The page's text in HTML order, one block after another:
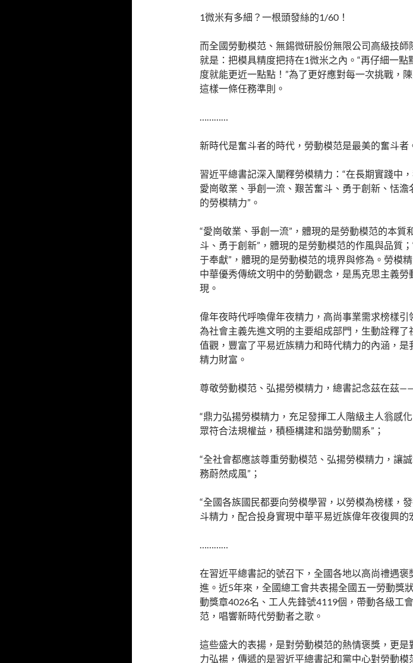
1微米有多細？一根頭發絲的1/60！
而全國勞動模范、無錫微研股份無限公司高級技師
就是：把模具精度把持在1微米之內。“再仔細一點
度就能更近一點點！”為了更好應對每一次挑戰，
這樣一條任務準則。
…………
新時代是奮斗者的時代，勞動模范是最美的奮斗者
習近平總書記深入闡釋勞模精力：“在長期實踐中
愛崗敬業、爭創一流、艱苦奮斗、勇于創新、恬澹
的勞模精力”。
“愛崗敬業、爭創一流”，體現的是勞動模范的本質
斗、勇于創新”，體現的是勞動模范的作風與品質
于奉獻”，體現的是勞動模范的境界與修為。勞模
中華優秀傳統文明中的勞動觀念，是馬克思主義勞
現。
偉年夜時代呼喚偉年夜精力，高尚事業需求榜樣引
為社會主義先進文明的主要組成部門，生動詮釋了
值觀，豐富了平易近族精力和時代精力的內涵，是
精力財富。
尊敬勞動模范、弘揚勞模精力，總書記念茲在茲
“鼎力弘揚勞模精力，充足發揮工人階級主人翁感
眾符合法規權益，積極構建和諧勞動關系”；
“全社會都應該尊重勞動模范、弘揚勞模精力，讓
務蔚然成風”；
“全國各族國民都要向勞模學習，以勞模為榜樣，
斗精力，配合投身實現中華平易近族偉年夜復興的
…………
在習近平總書記的號召下，全國各地以高尚禮遇褒
進。近5年來，全國總工會共表揚全國五一勞動獎
動獎章4026名、工人先鋒號4119個，帶動各級工
范，唱響新時代勞動者之歌。
這些盛大的表揚，是對勞動模范的熱情褒獎，更是
力弘揚，傳遞的是習近平總書記和黨中心對勞動模